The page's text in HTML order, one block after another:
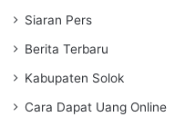
Siaran Pers
Berita Terbaru
Kabupaten Solok
Cara Dapat Uang Online